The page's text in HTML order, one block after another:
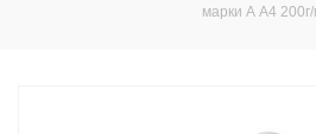
марки А А4